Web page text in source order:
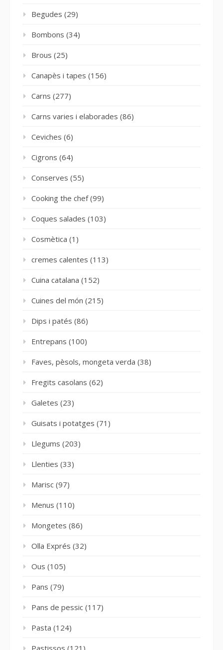
Begudes (29)
Bombons (34)
Brous (25)
Canapès i tapes (156)
Carns (277)
Carns varies i elaborades (86)
Ceviches (6)
Cigrons (64)
Conserves (55)
Cooking the chef(99)
Coques salades (103)
Cosmètica (1)
cremes calentes (113)
Cuina catalana (152)
Cuines del món (215)
Dips i patés (86)
Entrepans (100)
Faves, pèsols, mongeta verda (38)
Fregits casolans (62)
Galetes (23)
Guisats i potatges (71)
Llegums (203)
Llenties (33)
Marisc (97)
Menus (110)
Mongetes (86)
Olla Exprés (32)
Ous (105)
Pans (79)
Pans de pessic (117)
Pasta (124)